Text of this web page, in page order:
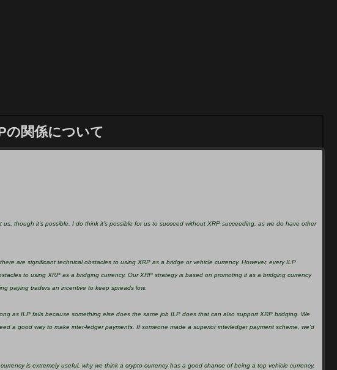
の関係について
us, though it’s possible. I do think it’s possible for us to succeed without XRP succeeding, as we do have other
are significant technical obstacles to using XRP as a bridge or vehicle currency. However, every ILP
to using XRP as a bridging currency. Our XRP strategy is based on promoting it as a bridging currency
paying traders an incentive to keep spreads low.
as ILP fails because something else does the same job ILP does that can also support XRP bridging. We
a good way to make inter-ledger payments. If someone made a superior interledger payment scheme, we’d
is extremely useful, why we think a crypto-currency has a good chance of being a top vehicle currency,